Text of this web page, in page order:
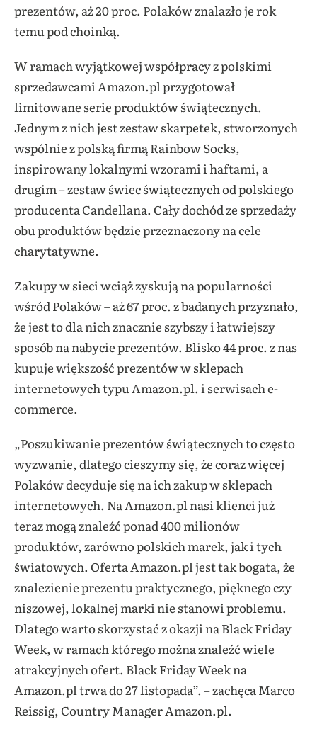
prezentów, aż 20 proc. Polaków znalazło je rok
temu pod choinką.
W ramach wyjątkowej współpracy z polskimi
sprzedawcami Amazon.pl przygotował
limitowane serie produktów świątecznych.
Jednym z nich jest zestaw skarpetek, stworzonych
wspólnie z polską firmą Rainbow Socks,
inspirowany lokalnymi wzorami i haftami, a
drugim – zestaw świec świątecznych od polskiego
producenta Candellana. Cały dochód ze sprzedaży
obu produktów będzie przeznaczony na cele
charytatywne.
Zakupy w sieci wciąż zyskują na popularności
wśród Polaków – aż 67 proc. z badanych przyznało,
że jest to dla nich znacznie szybszy i łatwiejszy
sposób na nabycie prezentów. Blisko 44 proc. z nas
kupuje większość prezentów w sklepach
internetowych typu Amazon.pl. i serwisach e-
commerce.
„Poszukiwanie prezentów świątecznych to często
wyzwanie, dlatego cieszymy się, że coraz więcej
Polaków decyduje się na ich zakup w sklepach
internetowych. Na Amazon.pl nasi klienci już
teraz mogą znaleźć ponad 400 milionów
produktów, zarówno polskich marek, jak i tych
światowych. Oferta Amazon.pl jest tak bogata, że
znalezienie prezentu praktycznego, pięknego czy
niszowej, lokalnej marki nie stanowi problemu.
Dlatego warto skorzystać z okazji na Black Friday
Week, w ramach którego można znaleźć wiele
atrakcyjnych ofert. Black Friday Week na
Amazon.pl trwa do 27 listopada”. – zachęca Marco
Reissig, Country Manager Amazon.pl.